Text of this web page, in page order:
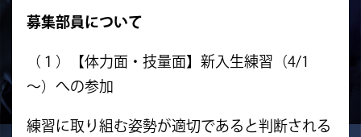
募集部員について
（１）【体力面・技量面】新入生練習（4/1
～）への参加
練習に取り組む姿勢が適切であると判断される